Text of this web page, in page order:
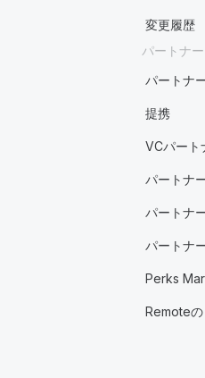
変更履歴
パートナ
パートナ
提携
VCパート
パートナ
パートナ
パートナ
Perks
Remote